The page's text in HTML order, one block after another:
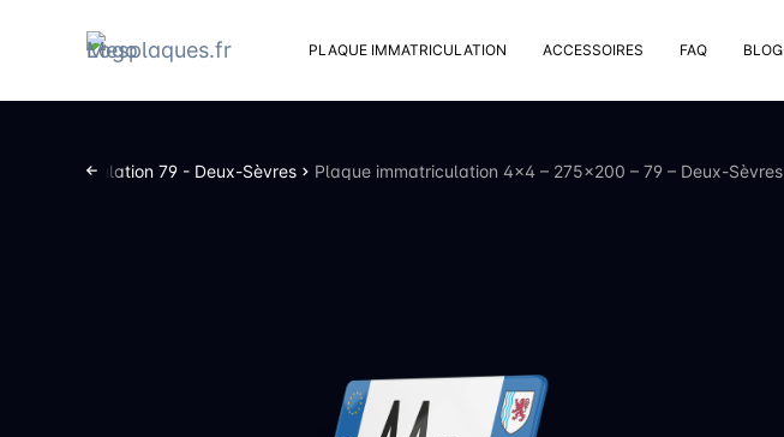
PLAQUE IMMATRICULATION ACCESSOIRES
Rivets
FAQ BLOG
d’immatriculation 79 - Deux-Sèvres Plaque immatriculation 4×4 – 275×200 – 79 – Deux-Sèvres